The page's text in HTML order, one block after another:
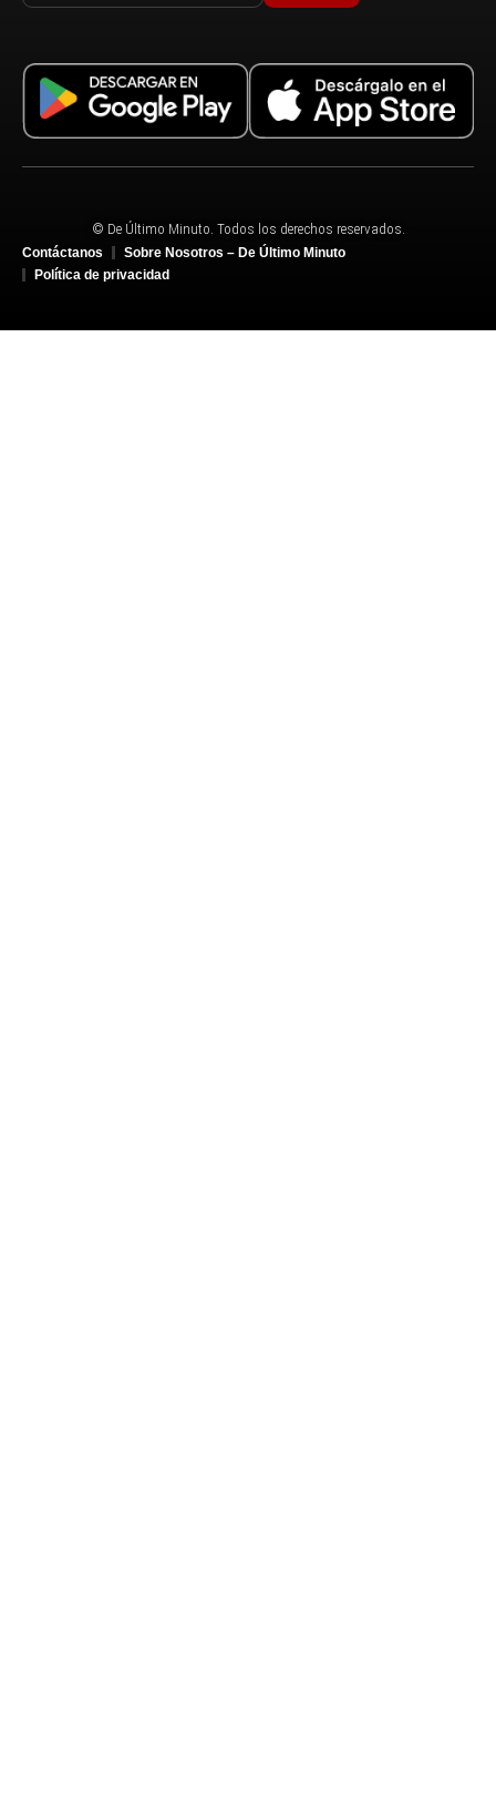
© De Último Minuto. Todos los derechos reservados.
Contáctanos
Sobre Nosotros – De Último Minuto
Política de privacidad